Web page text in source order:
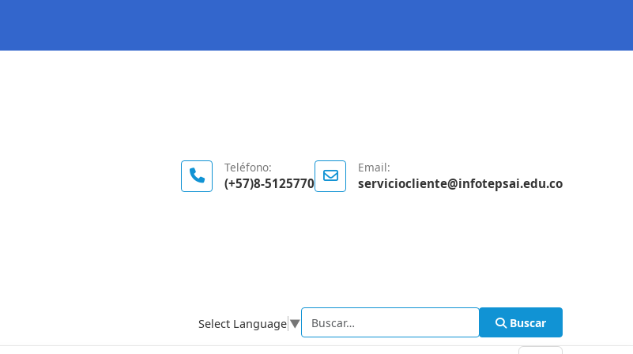
Teléfono:
(+57)8-5125770
Email:
serviciocliente@infotepsai.edu.co
Select Language ▼ Buscar Buscar